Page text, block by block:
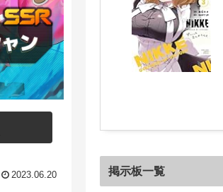
2023.06.20 掲示板一覧